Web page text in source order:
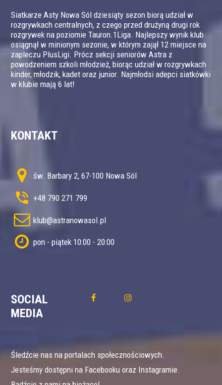
Siatkarze Asty Nowa Sól dziesiąty sezon biorą udział w
rozgrywkach centralnych, z czego przed drużyną drugi rok
rozgrywek na poziomie Tauron.1Liga. Najlepszy wynik klub
osiągnął w minionym sezonie, w którym zajął 12 miejsce na
zapleczu PlusLigi. Prócz sekcji seniorów Astra z
powodzeniem szkoli młodzież, biorąc udział w rozgrywkach
kinder, młodzik, kadet oraz junior. Najmłodsi adepci siatkówki
w klubie mają 6 lat!
KONTAKT
św. Barbary 2, 67-100 Nowa Sól
+48 790 271 799
klub@astranowasol.pl
pon - piątek 10:00 - 20:00
SOCIAL
MEDIA
Śledźcie nas na portalach społecznościowych.
Jesteśmy dostępni na Facebooku oraz Instagramie.